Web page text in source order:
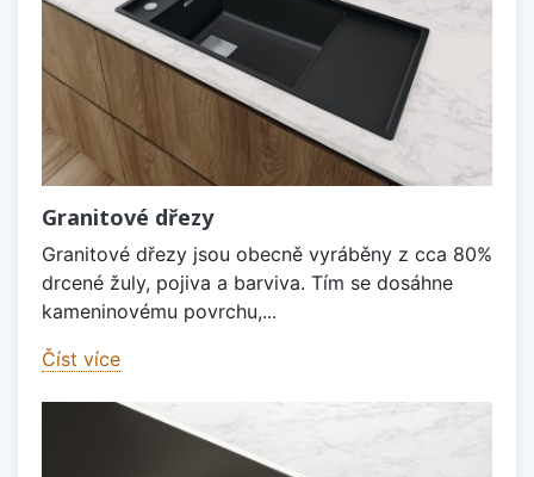
Granitové dřezy
Granitové dřezy jsou obecně vyráběny z cca 80%
drcené žuly, pojiva a barviva. Tím se dosáhne
kameninovému povrchu,...
Číst více